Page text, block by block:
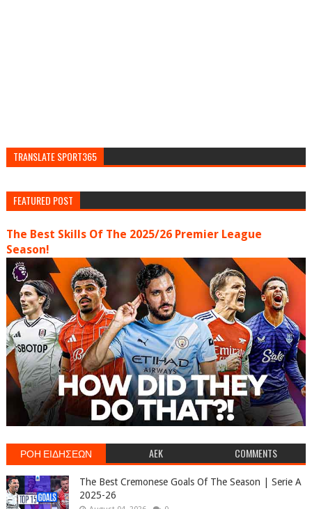
TRANSLATE SPORT365
FEATURED POST
The Best Skills Of The 2025/26 Premier League
Season!
ΡΟΗ ΕΙΔΗΣΕΩΝ AEK COMMENTS
The Best Cremonese Goals Of The Season | Serie A
2025-26